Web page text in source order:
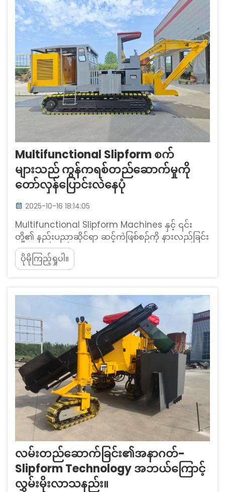
Multifunctional Slipform စက်
များသည် ကွန်ကရစ်တည်ဆောက်မှုကို
တော်လှန်ပြောင်းလဲနေပုံ
2025-10-16 18:14:05
Multifunctional Slipform Machines နှင့် ၎င်း
တို့၏ နည်းပညာဆိုင်ရာ ဆင့်ကဲဖြစ်စဉ်ကို နားလည်ခြင်း
Multifunctional Slipform Machine ဆိုသည်မှာ အ
ဘယ်နည်း။ ဘက်စုံသုံး slipform စက်များသည်
ကွန်ကရစ်တည်ဆောက်ခြင်းလုပ်ငန်းအတွက် ပေါင်းစပ်
solution ကို ကိုယ်စားပြုသည်။
ပိုမိုကြည့်ရှုပါ။
လမ်းတည်ဆောက်ခြင်း၏အနာဂတ်-
Slipform Technology အဘယ်ကြောင့်
လွှမ်းမိုးလာသနည်း။